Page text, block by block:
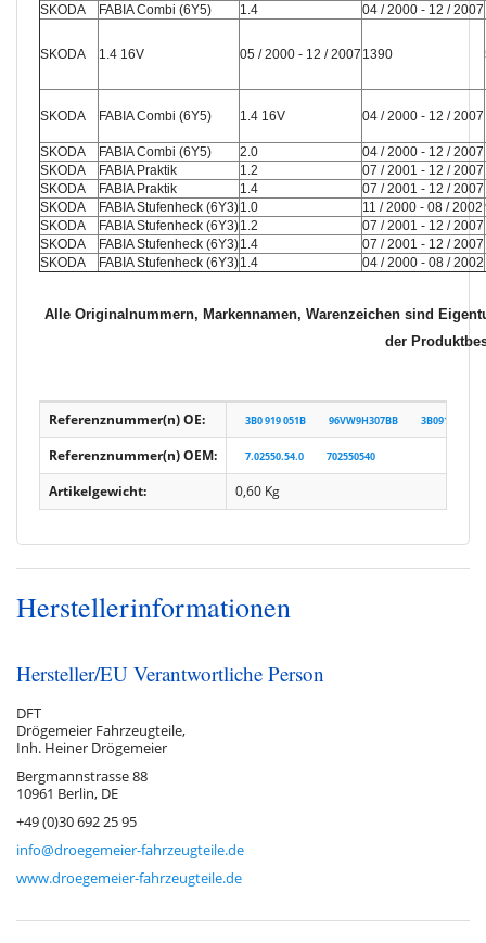
SKODA
FABIA Combi (6Y5) 1.4 04 / 2000 - 12 / 2007
SKODA 1.4 16V 05 / 2000 - 12 / 2007 1390
SKODA FABIA Combi (6Y5) 1.4 16V 04 / 2000 - 12 / 2007
SKODA FABIA Combi (6Y5) 2.0 04 / 2000 - 12 / 2007
SKODA
FABIA Praktik 1.2 07 / 2001 - 12 / 2007
SKODA
FABIA Praktik 1.4 07 / 2001 - 12 / 2007
SKODA
FABIA Stufenheck (6Y3)1.0 11 / 2000 - 08 / 2002
SKODA
FABIA Stufenheck (6Y3)1.2 07 / 2001 - 12 / 2007
SKODA
FABIA Stufenheck (6Y3)1.4 07 / 2001 - 12 / 2007
SKODA
FABIA Stufenheck (6Y3)1.4 04 / 2000 - 08 / 2002
Alle Originalnummern, Markennamen, Warenzeichen sind
der
Referenznummer(n) OE: 3B0 919 051B 96VW9H307BB 3B0919051B
Referenznummer(n) OEM: 7.02550.54.0 702550540
Artikelgewicht: 0,60 Kg
Herstellerinformationen
Hersteller/EU Verantwortliche Person
DFT
Drögemeier Fahrzeugteile,
Inh. Heiner Drögemeier
Bergmannstrasse 88
10961 Berlin, DE
+49 (0)30 692 25 95
info@droegemeier-fahrzeugteile.de
www.droegemeier-fahrzeugteile.de